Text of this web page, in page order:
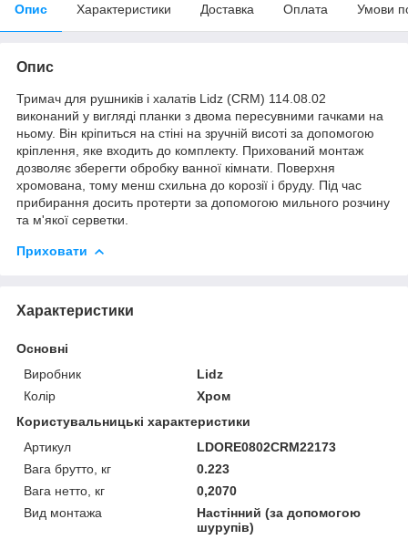
Опис Характеристики Доставка Оплата Умови
Опис
Тримач для рушників і халатів Lidz (CRM) 114.08.02
виконаний у вигляді планки з двома пересувними гачками на
ньому. Він кріпиться на стіні на зручній висоті за допомогою
кріплення, яке входить до комплекту. Прихований монтаж
дозволяє зберегти обробку ванної кімнати. Поверхня
хромована, тому менш схильна до корозії і бруду. Під час
прибирання досить протерти за допомогою мильного розчину
та м'якої серветки.
Приховати
Характеристики
Основні
Виробник
Lidz
Колір
Хром
Користувальницькі характеристики
Артикул
LDORE0802CRM22173
Вага брутто, кг
0.223
Вага нетто, кг
0,2070
Вид монтажа
Настінний (за допомогою
шурупів)